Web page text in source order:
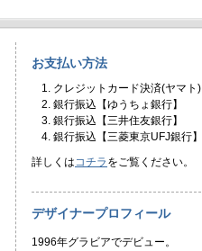
お支払い方法
クレジットカード決済(ヤマト)
銀行振込【ゆうちょ銀行】
銀行振込【三井住友銀行】
銀行振込【三菱東京UFJ銀行】
詳しくは コチラ をご覧ください。
デザイナープロフィール
1996年グラビアでデビュー。